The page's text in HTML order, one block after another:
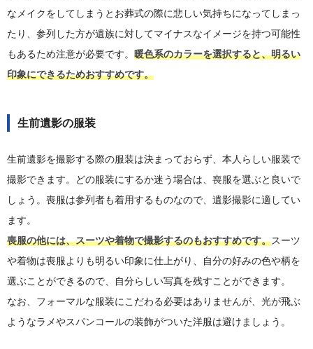
なメイクをしてしまうとお葬式の際に悲しい気持ちになってしまっ
たり、参列した方が遺族に対してマイナスなイメージを持つ可能性
もあるため注意が必要です。 暖色系のカラーを選択すると、明るい
印象にできるためおすすめです。
生前遺影の服装
生前遺影を撮影する際の服装は決まっておらず、本人らしい服装で
撮影できます。どの服装にするか迷う場合は、喪服を選ぶと良いで
しょう。喪服は参列者も着用するものなので、遺影撮影に適してい
ます。
喪服の他には、スーツや着物で撮影するのもおすすめです。スーツ
や着物は喪服よりも明るい印象に仕上がり、自分の好みの色や柄を
選ぶことができるので、自分らしい写真を残すことができます。
なお、フォーマルな服装にこだわる必要はありませんが、光が飛ぶ
ようなラメやスパンコールの装飾がついた洋服は避けましょう。